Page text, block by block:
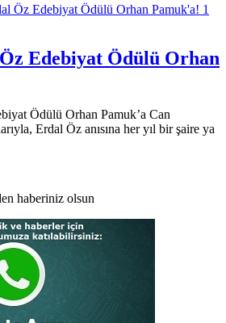
Edebiyat Ödülü Orhan
Ödülü Orhan Pamuk’a Can
Erdal Öz anısına her yıl bir şaire ya
haberiniz olsun